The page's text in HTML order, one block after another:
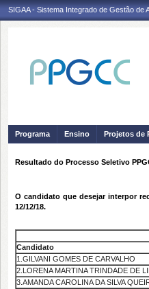
SIGAA - Sistema Integrado de Gestão de
Programa Ensino Projetos de
Resultado do Processo Seletivo
O candidato que desejar interpor
12/12/18.
Candidato
1.GILVANI GOMES DE CARVALHO
2.LORENA MARTINA TRINDADE DE
3.AMANDA CAROLINA DA SILVA